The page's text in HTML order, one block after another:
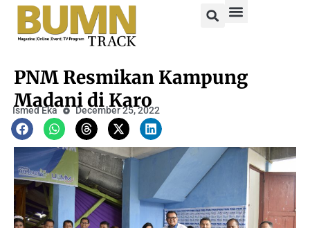
PNM Resmikan Kampung
Madani di Karo
Ismed Eka December 25, 2022